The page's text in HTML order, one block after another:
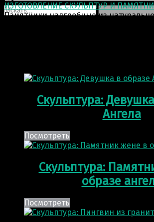
ИЗГОТОВЛЕНИЕ СКУЛЬПТУР И
Памятники надгробные из
Скульптура:
Ангела
Посмотреть
Скульптура:
образе
Посмотреть